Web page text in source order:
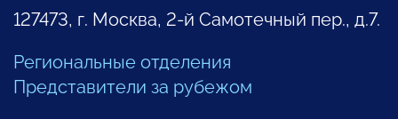
127473, г. Москва, 2-й Самотечный пер., д.7.
Региональные отделения
Представители за рубежом